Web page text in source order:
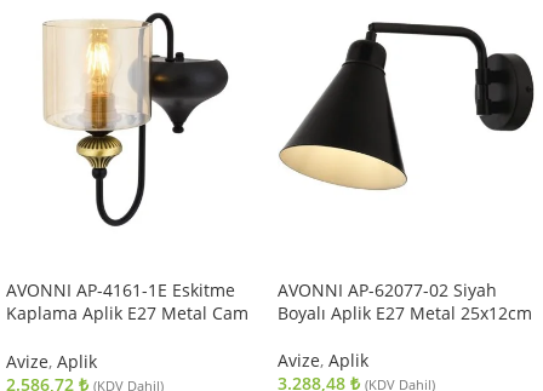
AVONNI AP-4161-1E Eskitme
Kaplama Aplik E27 Metal Cam
Avize, Aplik
2.586,72 ₺ (KDV Dahil)
AVONNI AP-62077-02 Siyah
Boyalı Aplik E27 Metal 25x12cm
Avize, Aplik
3.288,48 ₺ (KDV Dahil)